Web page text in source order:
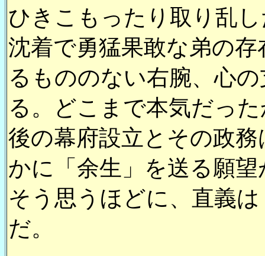
ひきこもったり取り乱
沈着で勇猛果敢な弟の
るもののない右腕、心
る。どこまで本気だっ
後の幕府設立とその政
かに「余生」を送る願
そう思うほどに、直義
だ。